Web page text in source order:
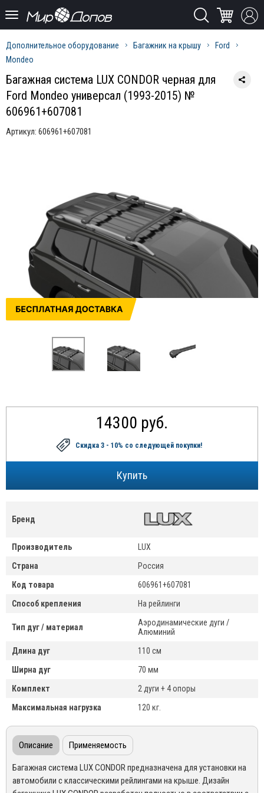
Дополнительное оборудование Багажник на крышу
Ford
Mondeo
Багажная система LUX CONDOR черная для
Ford Mondeo универсал (1993-2015) №
606961+607081
Артикул: 606961+607081
14300 руб.
Скидка 3 - 10% со следующей покупки!
Бренд
Производитель
LUX
Страна
Россия
Код товара
606961+607081
Способ крепления
На рейлинги
Тип дуг / материал
Аэродинамические дуги /
Алюминий
Длина дуг
110 см
Ширна дуг
70 мм
Комплект
2 дуги + 4 опоры
Максимальная нагрузка
120 кг.
Описание Применяемость
Багажная система LUXCONDORпредназначена для установки на
автомобили с классическими рейлингами на крыше. Дизайн